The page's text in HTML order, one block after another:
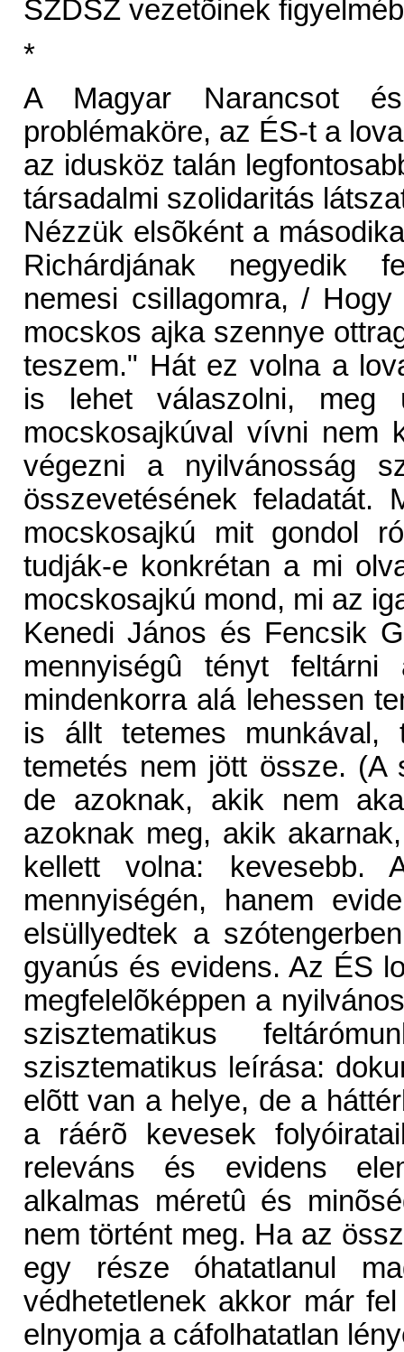
SZDSZ vezetõinek
*
A Magyar Narancsot
problémaköre, az ÉS-t a
az idusköz talán
társadalmi szolidaritás
Nézzük elsõként a
Richárdjának negyedik
nemesi csillagomra, /
mocskos ajka szennye
teszem." Hát ez volna a
is lehet válaszolni,
mocskosajkúval vívni nem
végezni a nyilvánosság
összevetésének feladatát.
mocskosajkú mit gondol
tudják-e konkrétan a mi
mocskosajkú mond, mi az
Kenedi János és Fencsik
mennyiségû tényt
mindenkorra alá lehessen
is állt tetemes munkával,
temetés nem jött össze. (A
de azoknak, akik nem
azoknak meg, akik
kellett volna:
mennyiségén, hanem
elsüllyedtek a
gyanús és evidens. Az ÉS
megfelelõképpen a
szisztematikus
szisztematikus leírása:
elõtt van a helye, de a
a ráérõ kevesek
releváns és evidens
alkalmas méretû és
nem történt meg. Ha az
egy része óhatatlanul
védhetetlenek akkor már
elnyomja a cáfolhatatlan